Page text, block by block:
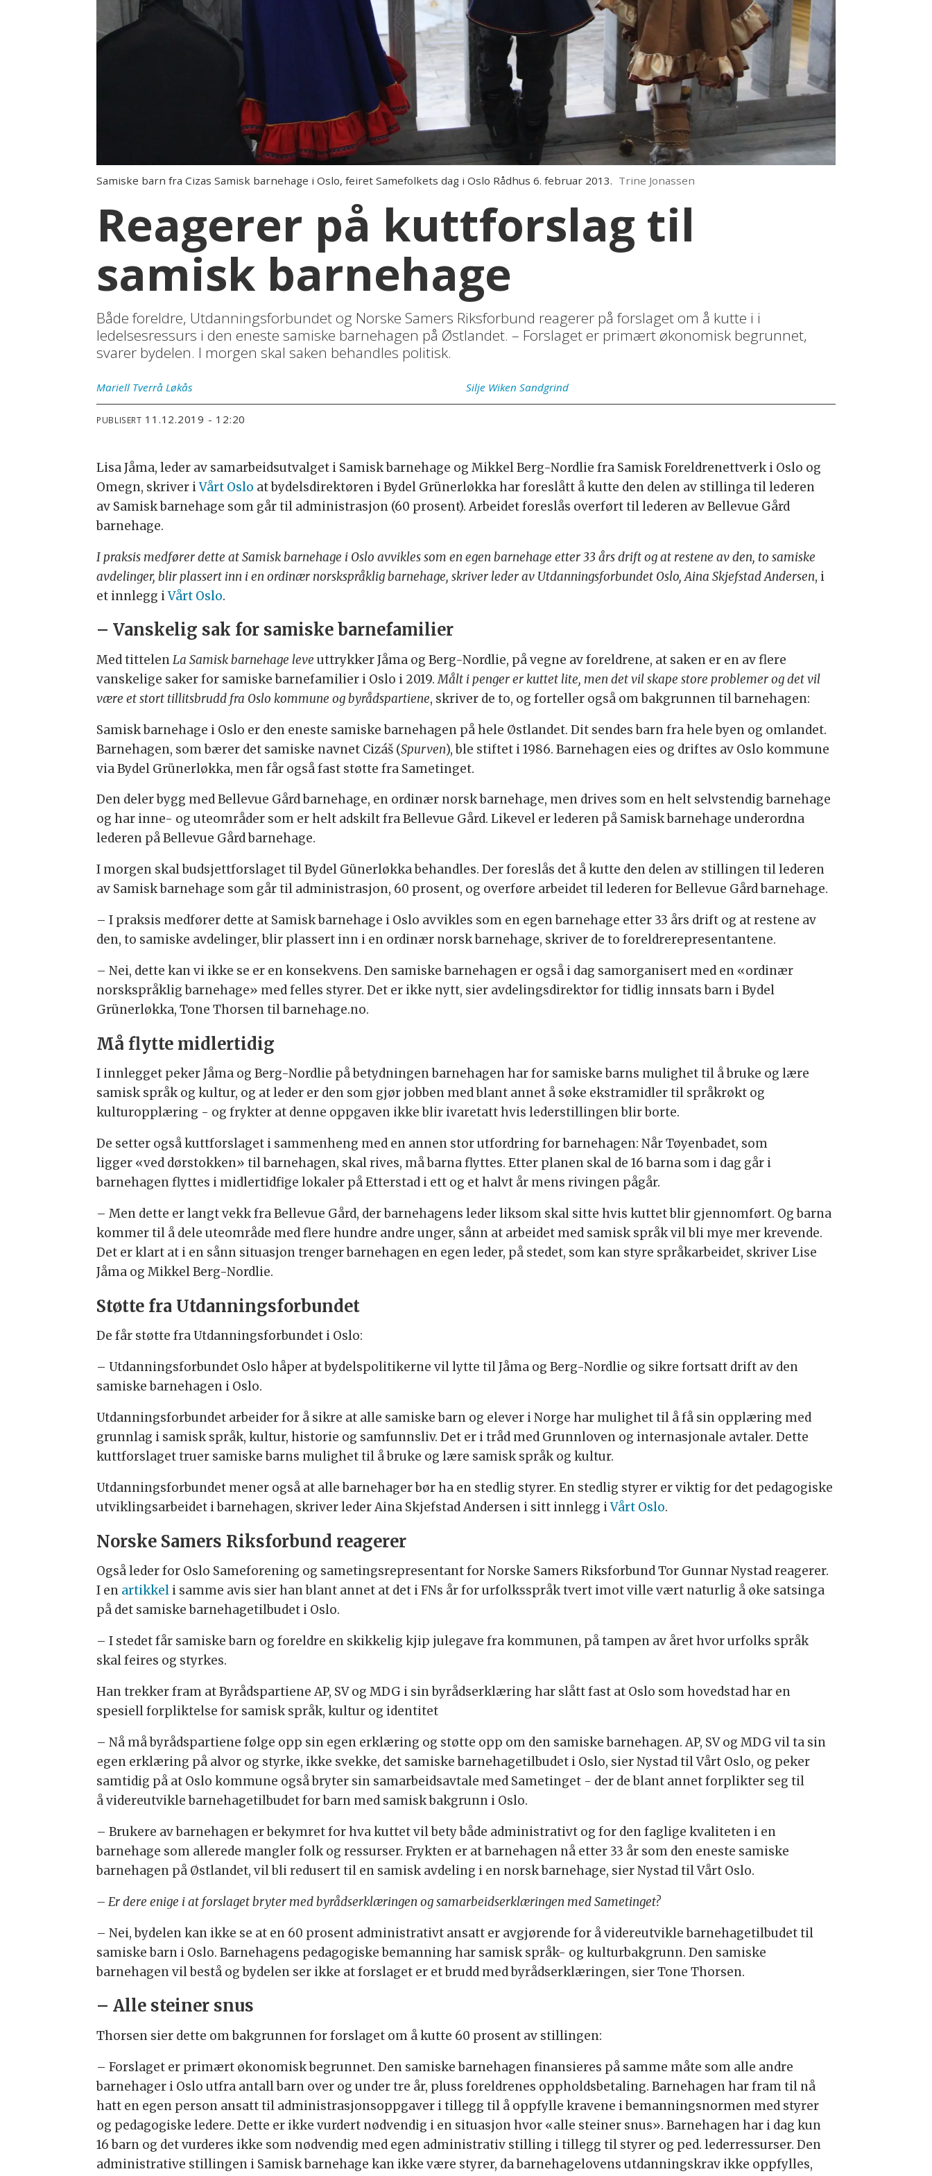
Samiske barn fra Cizas Samisk barnehage i Oslo, feiret Samefolkets dag i Oslo Rådhus 6. februar 2013. Trine Jonassen
Reagerer på kuttforslag til
samisk barnehage
Både foreldre, Utdanningsforbundet og Norske Samers Riksforbund reagerer på forslaget om å kutte i i
ledelsesressurs i den eneste samiske barnehagen på Østlandet. – Forslaget er primært økonomisk begrunnet,
svarer bydelen. I morgen skal saken behandles politisk.
Mariell Tverrå Løkås Silje Wiken Sandgrind
PUBLISERT 11.12.2019 - 12:20
Lisa Jåma, leder av samarbeidsutvalget i Samisk barnehage og Mikkel Berg-Nordlie fra Samisk Foreldrenettverk i Oslo og
Omegn, skriver iVårt Oslo at bydelsdirektøren i Bydel Grünerløkka har foreslått å kutte den delen av stillinga til lederen
av Samisk barnehage som går til administrasjon (60 prosent). Arbeidet foreslås overført til lederen av Bellevue Gård
barnehage.
I praksis medfører dette at Samisk barnehage i Oslo avvikles som en egen barnehage etter 33 års drift og at restene av den, to samiske
avdelinger, blir plassert inn i en ordinær norskspråklig barnehage, skriver leder av Utdanningsforbundet Oslo, Aina Skjefstad Andersen, i
et innlegg iVårt Oslo.
– Vanskelig sak for samiske barnefamilier
Med tittelen La Samisk barnehage leve uttrykker Jåma og Berg-Nordlie, på vegne av foreldrene, at saken er en av flere
vanskelige saker for samiske barnefamilier i Oslo i 2019. Målt i penger er kuttet lite, men det vil skape store problemer og det vil
være et stort tillitsbrudd fra Oslo kommune og byrådspartiene, skriver de to, og forteller også om bakgrunnen til barnehagen:
Samisk barnehage i Oslo er den eneste samiske barnehagen på hele Østlandet. Dit sendes barn fra hele byen og omlandet.
Barnehagen, som bærer det samiske navnet Cizáš (Spurven), ble stiftet i 1986. Barnehagen eies og driftes av Oslo kommune
via Bydel Grünerløkka, men får også fast støtte fra Sametinget.
Den deler bygg med Bellevue Gård barnehage, en ordinær norsk barnehage, men drives som en helt selvstendig barnehage
og har inne- og uteområder som er helt adskilt fra Bellevue Gård. Likevel er lederen på Samisk barnehage underordna
lederen på Bellevue Gård barnehage.
I morgen skal budsjettforslaget til Bydel Günerløkka behandles. Der foreslås det å kutte den delen av stillingen til lederen
av Samisk barnehage som går til administrasjon, 60 prosent, og overføre arbeidet til lederen for Bellevue Gård barnehage.
– I praksis medfører dette at Samisk barnehage i Oslo avvikles som en egen barnehage etter 33 års drift og at restene av
den, to samiske avdelinger, blir plassert inn i en ordinær norsk barnehage, skriver de to foreldrerepresentantene.
– Nei, dette kan vi ikke se er en konsekvens. Den samiske barnehagen er også i dag samorganisert med en «ordinær
norskspråklig barnehage» med felles styrer. Det er ikke nytt, sier avdelingsdirektør for tidlig innsats barn i Bydel
Grünerløkka, Tone Thorsen til barnehage.no.
Må flytte midlertidig
I innlegget peker Jåma og Berg-Nordlie på betydningen barnehagen har for samiske barns mulighet til å bruke og lære
samisk språk og kultur, og at leder er den som gjør jobben med blant annet å søke ekstramidler til språkrøkt og
kulturopplæring - og frykter at denne oppgaven ikke blir ivaretatt hvis lederstillingen blir borte.
De setter også kuttforslaget i sammenheng med en annen stor utfordring for barnehagen: Når Tøyenbadet, som
ligger «ved dørstokken» til barnehagen, skal rives, må barna flyttes. Etter planen skal de 16 barna som i dag går i
barnehagen flyttes i midlertidfige lokaler på Etterstad i ett og et halvt år mens rivingen pågår.
– Men dette er langt vekk fra Bellevue Gård, der barnehagens leder liksom skal sitte hvis kuttet blir gjennomført. Og barna
kommer til å dele uteområde med flere hundre andre unger, sånn at arbeidet med samisk språk vil bli mye mer krevende.
Det er klart at i en sånn situasjon trenger barnehagen en egen leder, på stedet, som kan styre språkarbeidet, skriver Lise
Jåma og Mikkel Berg-Nordlie.
Støtte fra Utdanningsforbundet
De får støtte fra Utdanningsforbundet i Oslo:
– Utdanningsforbundet Oslo håper at bydelspolitikerne vil lytte til Jåma og Berg-Nordlie og sikre fortsatt drift av den
samiske barnehagen i Oslo.
Utdanningsforbundet arbeider for å sikre at alle samiske barn og elever i Norge har mulighet til å få sin opplæring med
grunnlag i samisk språk, kultur, historie og samfunnsliv. Det er i tråd med Grunnloven og internasjonale avtaler. Dette
kuttforslaget truer samiske barns mulighet til å bruke og lære samisk språk og kultur.
Utdanningsforbundet mener også at alle barnehager bør ha en stedlig styrer. En stedlig styrer er viktig for det pedagogiske
utviklingsarbeidet i barnehagen, skriver leder Aina Skjefstad Andersen i sitt innlegg iVårt Oslo.
Norske Samers Riksforbund reagerer
Også leder for Oslo Sameforening og sametingsrepresentant for Norske Samers Riksforbund Tor Gunnar Nystad reagerer.
I en artikkel i samme avis sier han blant annet at det i FNs år for urfolksspråk tvert imot ville vært naturlig å øke satsinga
på det samiske barnehagetilbudet i Oslo.
– I stedet får samiske barn og foreldre en skikkelig kjip julegave fra kommunen, på tampen av året hvor urfolks språk
skal feires og styrkes.
Han trekker fram at Byrådspartiene AP, SV og MDG i sin byrådserklæring har slått fast at Oslo som hovedstad har en
spesiell forpliktelse for samisk språk, kultur og identitet
– Nå må byrådspartiene følge opp sin egen erklæring og støtte opp om den samiske barnehagen. AP, SV og MDG vil ta sin
egen erklæring på alvor og styrke, ikke svekke, det samiske barnehagetilbudet i Oslo, sier Nystad til Vårt Oslo, og peker
samtidig på at Oslo kommune også bryter sin samarbeidsavtale med Sametinget - der de blant annet forplikter seg til
å videreutvikle barnehagetilbudet for barn med samisk bakgrunn i Oslo.
– Brukere av barnehagen er bekymret for hva kuttet vil bety både administrativt og for den faglige kvaliteten i en
barnehage som allerede mangler folk og ressurser. Frykten er at barnehagen nå etter 33 år som den eneste samiske
barnehagen på Østlandet, vil bli redusert til en samisk avdeling i en norsk barnehage, sier Nystad til Vårt Oslo.
– Er dere enige i at forslaget bryter med byrådserklæringen og samarbeidserklæringen med Sametinget?
– Nei, bydelen kan ikke se at en 60 prosent administrativt ansatt er avgjørende for å videreutvikle barnehagetilbudet til
samiske barn i Oslo. Barnehagens pedagogiske bemanning har samisk språk- og kulturbakgrunn. Den samiske
barnehagen vil bestå og bydelen ser ikke at forslaget er et brudd med byrådserklæringen, sier Tone Thorsen.
– Alle steiner snus
Thorsen sier dette om bakgrunnen for forslaget om å kutte 60 prosent av stillingen:
– Forslaget er primært økonomisk begrunnet. Den samiske barnehagen finansieres på samme måte som alle andre
barnehager i Oslo utfra antall barn over og under tre år, pluss foreldrenes oppholdsbetaling. Barnehagen har fram til nå
hatt en egen person ansatt til administrasjonsoppgaver i tillegg til å oppfylle kravene i bemanningsnormen med styrer
og pedagogiske ledere. Dette er ikke vurdert nødvendig i en situasjon hvor «alle steiner snus». Barnehagen har i dag kun
16 barn og det vurderes ikke som nødvendig med egen administrativ stilling i tillegg til styrer og ped. lederressurser. Den
administrative stillingen i Samisk barnehage kan ikke være styrer, da barnehagelovens utdanningskrav ikke oppfylles,